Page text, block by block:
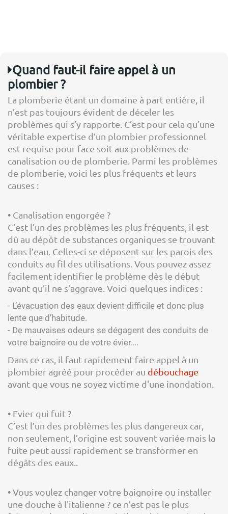
Quand faut-il faire appel à un
plombier ?
La plomberie étant un domaine à part entière, il
n’est pas toujours évident de déceler les
problèmes qui s’y rapporte. C’est pour cela qu’une
véritable expertise d’un plombier professionnel
est requise pour face soit aux problèmes de
canalisation ou de plomberie. Parmi les problèmes
de plomberie, voici les plus fréquents et leurs
causes :
• Canalisation engorgée ?
C’est l’un des problèmes les plus fréquents, il est
dû au dépôt de substances organiques se trouvant
dans l’eau. Celles-ci se déposent sur les parois des
conduits au fil des utilisations. Vous pouvez assez
facilement identifier le problème dès le début
avant qu’il ne s’aggrave. Voici quelques indices :
- L’évacuation des eaux devient difficile et donc plus
lente que d’habitude.
- De mauvaises odeurs se dégagent des conduits de
votre baignoire ou de votre évier….
Dans ce cas, il faut rapidement faire appel à un
plombier agréé pour procéder au débouchage
avant que vous ne soyez victime d'une inondation.
• Evier qui fuit ?
C’est l’un des problèmes les plus dangereux car,
non seulement, l’origine est souvent variée mais la
fuite peut aussi rapidement se transformer en
dégâts des eaux..
• Vous voulez changer votre baignoire ou installer
une douche à l'italienne ? ce n’est pas le plus